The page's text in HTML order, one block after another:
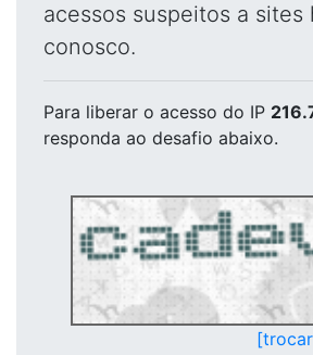
acessos suspeitos a sites
conosco.
Para liberar o acesso do IP
responda ao desafio abaixo.